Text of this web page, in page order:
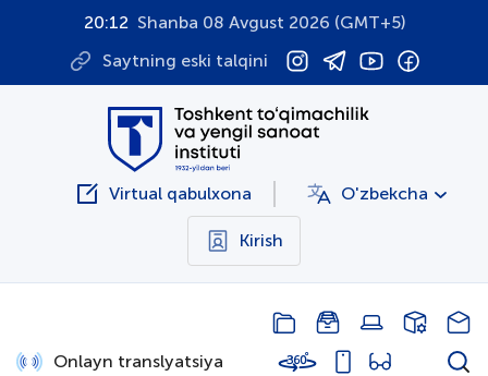
20:12 Shanba 08 Avgust 2026 (GMT+5)
Saytning eski talqini
Virtual qabulxona O'zbekcha
Kirish
Onlayn translyatsiya